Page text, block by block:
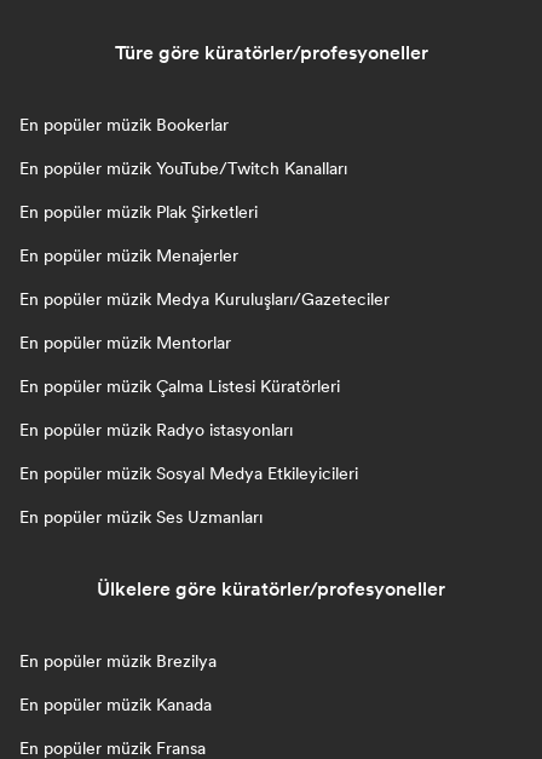
Türe göre küratörler/profesyoneller
En popüler müzik Bookerlar
En popüler müzik YouTube/Twitch Kanalları
En popüler müzik Plak Şirketleri
En popüler müzik Menajerler
En popüler müzik Medya Kuruluşları/Gazeteciler
En popüler müzik Mentorlar
En popüler müzik Çalma Listesi Küratörleri
En popüler müzik Radyo istasyonları
En popüler müzik Sosyal Medya Etkileyicileri
En popüler müzik Ses Uzmanları
Ülkelere göre küratörler/profesyoneller
En popüler müzik Brezilya
En popüler müzik Kanada
En popüler müzik Fransa